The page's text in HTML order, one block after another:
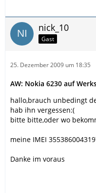
nick_10
Gast
25. Dezember 2009 um 18:35
AW: Nokia 6230 auf
hallo,brauch unbedingt
hab ihn vergessen:(
bitte bitte,oder wo
meine IMEI
Danke im voraus